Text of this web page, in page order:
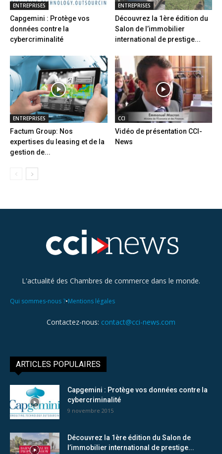
ENTREPRISES
Capgemini : Protège vos
données contre la
cybercriminalité
ENTREPRISES
Découvrez la 1ère édition du
Salon de l’immobilier
international de prestige...
ENTREPRISES
Factum Group: Nos
expertises du leasing et de la
gestion de...
CCI
Vidéo de présentation CCI-
News
L'actualité des Chambres de commerce dans le monde.
Qui sommes-nous ?•Mentions légales
Contactez-nous: contact@cci-news.com
ARTICLES POPULAIRES
Capgemini : Protège vos données contre la
cybercriminalité
9 novembre 2015
Découvrez la 1ère édition du Salon de
l’immobilier international de prestige...